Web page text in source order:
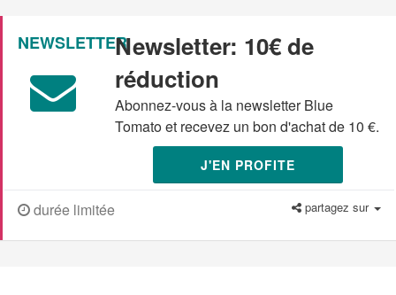
NEWSLETTERNewsletter: 10€ de
réduction
Abonnez-vous à la newsletter Blue
Tomato et recevez un bon d'achat de 10 €.
J'EN PROFITE
durée limitée partagez sur